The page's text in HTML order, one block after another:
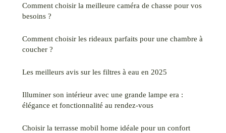
Comment choisir la meilleure caméra de chasse pour vos
besoins ?
Comment choisir les rideaux parfaits pour une chambre à
coucher ?
Les meilleurs avis sur les filtres à eau en 2025
Illuminer son intérieur avec une grande lampe era :
élégance et fonctionnalité au rendez-vous
Choisir la terrasse mobil home idéale pour un confort